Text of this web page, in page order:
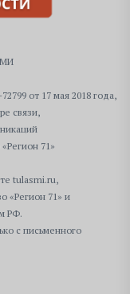
от 17 мая 2018 года,
связи,
71»
tulasmi.ru,
«Регион 71» и
РФ.
с письменного